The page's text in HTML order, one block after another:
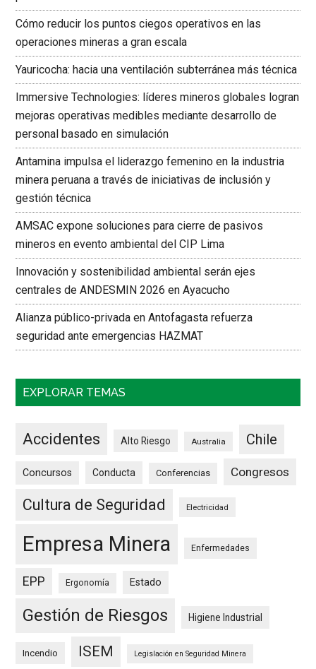
Cómo reducir los puntos ciegos operativos en las
operaciones mineras a gran escala
Yauricocha: hacia una ventilación subterránea más técnica
Immersive Technologies: líderes mineros globales logran
mejoras operativas medibles mediante desarrollo de
personal basado en simulación
Antamina impulsa el liderazgo femenino en la industria
minera peruana a través de iniciativas de inclusión y
gestión técnica
AMSAC expone soluciones para cierre de pasivos
mineros en evento ambiental del CIP Lima
Innovación y sostenibilidad ambiental serán ejes
centrales de ANDESMIN 2026 en Ayacucho
Alianza público-privada en Antofagasta refuerza
seguridad ante emergencias HAZMAT
EXPLORAR TEMAS
Accidentes Alto Riesgo Australia Chile
Concursos Conducta Conferencias Congresos
Cultura de Seguridad Electricidad
Empresa Minera Enfermedades
EPP Ergonomía Estado
Gestión de Riesgos Higiene Industrial
Incendio ISEM Legislación en Seguridad Minera